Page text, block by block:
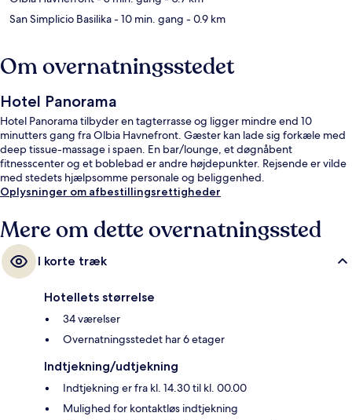
San Simplicio Basilika- 10 min. gang - 0.9 km
Om overnatningsstedet
Hotel Panorama
Hotel Panorama tilbyder en tagterrasse og ligger mindre end 10
minutters gang fra Olbia Havnefront. Gæster kan lade sig forkæle med
deep tissue-massage i spaen. En bar/lounge, et døgnåbent
fitnesscenter og et boblebad er andre højdepunkter. Rejsende er vilde
med stedets hjælpsomme personale og beliggenhed.
Oplysninger om afbestillingsrettigheder
Mere om dette overnatningssted
I korte træk
Hotellets størrelse
34 værelser
Overnatningsstedet har 6 etager
Indtjekning/udtjekning
Indtjekning er fra kl. 14.30 til kl. 00.00
Mulighed for kontaktløs indtjekning